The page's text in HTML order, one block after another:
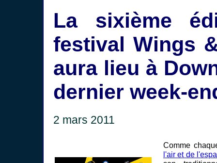
La sixième
festival Wings
aura lieu à
dernier week-
2 mars 2011
Comme
l'air et de